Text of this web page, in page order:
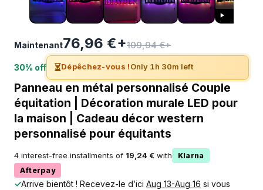
Maintenant76,96 €+109,94 €+
30% off ⏳Dépêchez-vous !Only 1h 30m left
Panneau en métal personnalisé Couple
équitation | Décoration murale LED pour
la maison | Cadeau décor western
personnalisé pour équitants
4 interest-free installments of 19,24 € with
Klarna
Afterpay
✓Arrive bientôt ! Recevez-le d’ici Aug 13-Aug 16 si vous